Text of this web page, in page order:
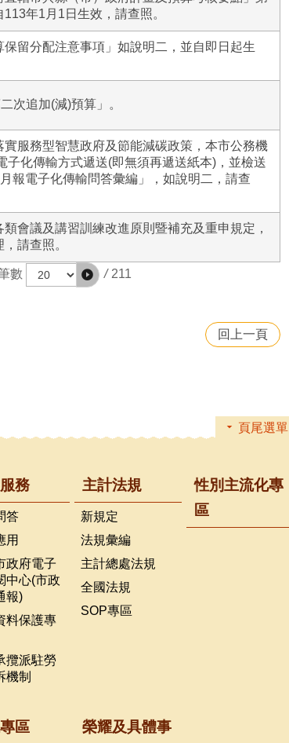
年1月1日生效，請查照。
留分配注意事項」如說明二，並自即日起生
次追加(減)預算」。
服務型智慧政府及節能減碳政策，本市公務機
子化傳輸方式遞送(即無須再遞送紙本)，並檢送
報電子化傳輸問答彙編」，如說明二，請查
會議及講習訓練改進原則暨補充及重申規定，
請查照。
數 / 211
回上一頁
頁尾選單
務
答
用
政府電子
中心(市政
報)
料保護專
攬派駐勞
機制
主計法規
新規定
法規彙編
主計總處法規
全國法規
SOP專區
性別主流化專
區
區 榮耀及具體事